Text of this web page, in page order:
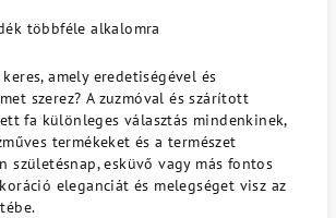
többféle alkalomra
amely eredetiségével és
szerez? A zuzmóval és szárított
fa különleges választás mindenkinek,
termékeket és a természet
születésnap, esküvő vagy más fontos
eleganciát és melegséget visz az